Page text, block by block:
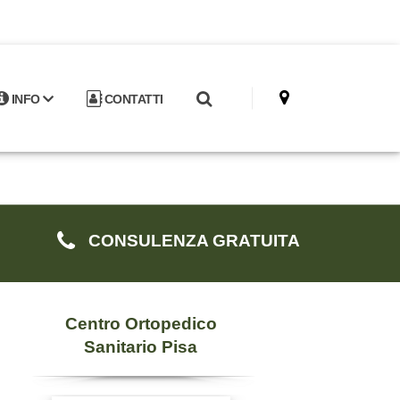
INFO CONTATTI
CONSULENZA GRATUITA
Centro Ortopedico
Sanitario Pisa